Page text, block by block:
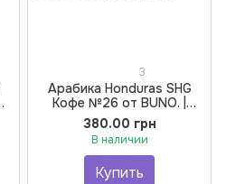
3
Арабика Honduras SHG
Кофе №26 от BUNO. |
Кофе молотый, Обжарка
для Эспрессо, Помол для
Гейзер, 250 г
380.00 грн
В наличии
Купить